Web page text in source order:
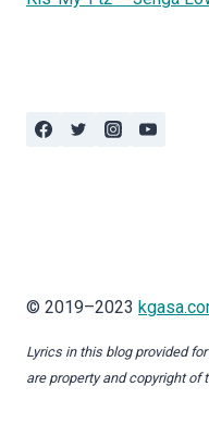
© 2019–2023
Lyrics in this blog provided
are property and copyright of